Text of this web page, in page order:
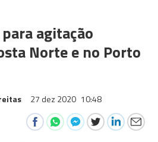
agitação
Norte e no Porto
27 dez 2020 10:48